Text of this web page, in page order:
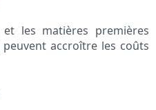
et les matières premières
accroître les coûts